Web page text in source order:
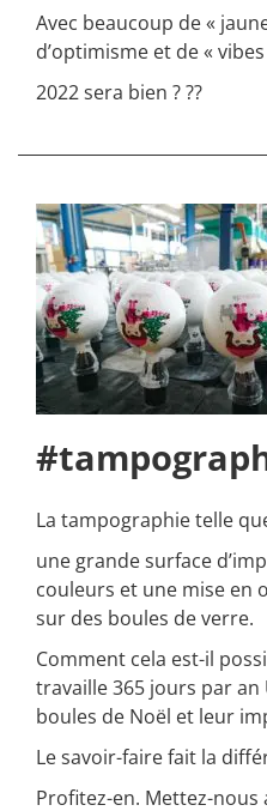
Avec beaucoup de «
d’optimisme et de «
2022 sera bien ? ??
La tampographie telle
une grande surface
couleurs et une mise en
sur des boules de verre.
Comment cela est-il
travaille 365 jours par an
boules de Noël et leur
Le savoir-faire fait la
Profitez-en. Mettez-nous